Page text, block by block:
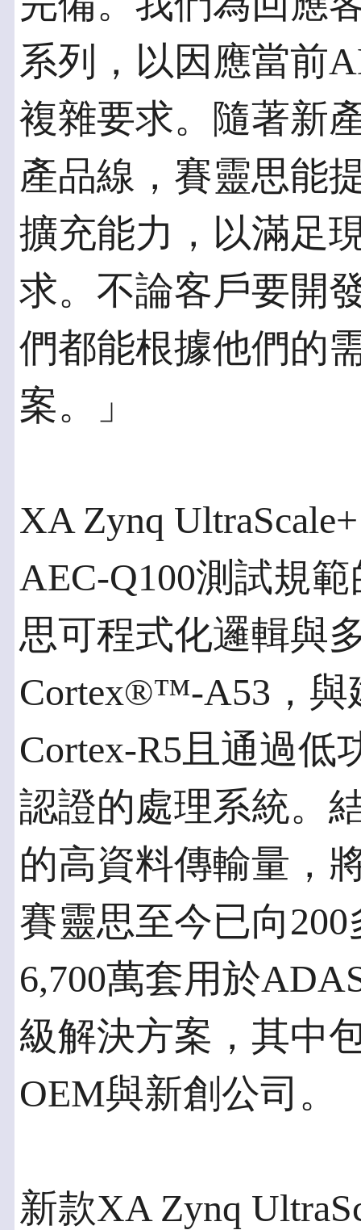
系列，以因應當前
複雜要求。隨著新
產品線，賽靈思能
擴充能力，以滿足
求。不論客戶要開
們都能根據他們的
案。」
XA Zynq
AEC-Q100測試規
思可程式化邏輯與
Cortex®™-A53，
Cortex-R5且通過低
認證的處理系統。
的高資料傳輸量，
賽靈思至今已向
6,700萬套用於
級解決方案，其中
OEM與新創公司。
新款XA Zynq